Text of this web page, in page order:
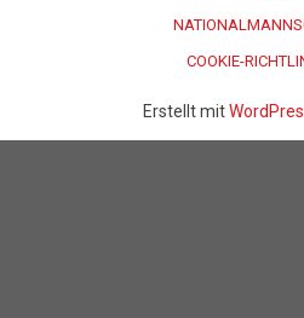
COOKIE-
Erstellt mit